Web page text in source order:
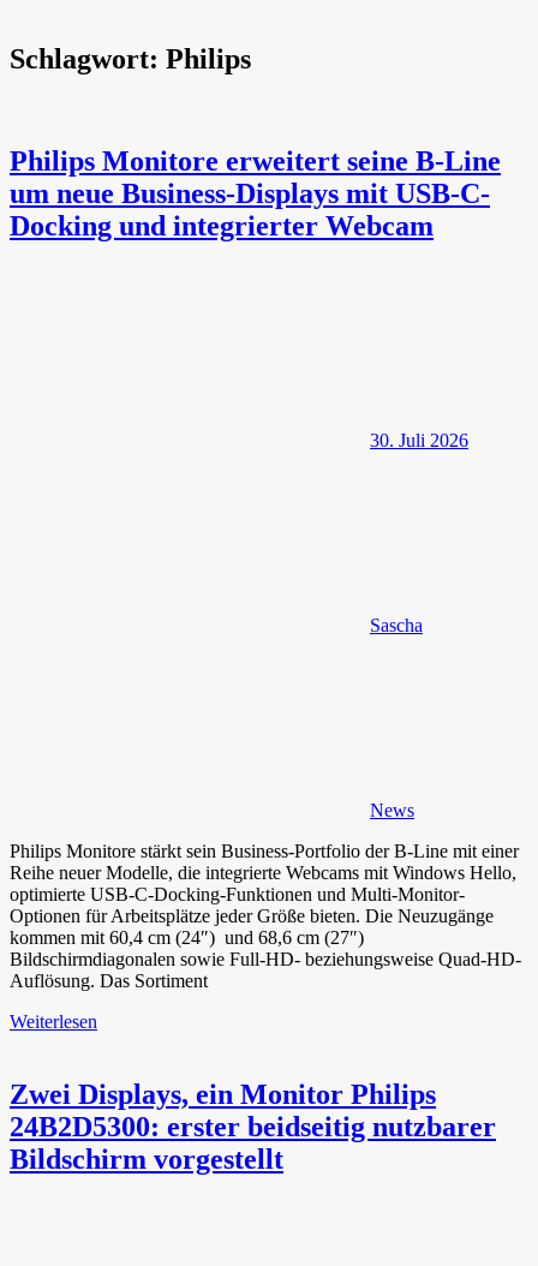
Schlagwort: Philips
Philips Monitore erweitert seine B-Line
um neue Business-Displays mit USB-C-
Docking und integrierter Webcam
30. Juli 2026
Sascha
News
Philips Monitore stärkt sein Business-Portfolio der B-Line mit einer
Reihe neuer Modelle, die integrierte Webcams mit Windows Hello,
optimierte USB-C-Docking-Funktionen und Multi-Monitor-
Optionen für Arbeitsplätze jeder Größe bieten. Die Neuzugänge
kommen mit 60,4 cm (24″) und 68,6 cm (27″)
Bildschirmdiagonalen sowie Full-HD- beziehungsweise Quad-HD-
Auflösung. Das Sortiment
Weiterlesen
Zwei Displays, ein Monitor Philips
24B2D5300: erster beidseitig nutzbarer
Bildschirm vorgestellt